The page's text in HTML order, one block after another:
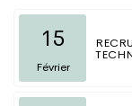
15
Février